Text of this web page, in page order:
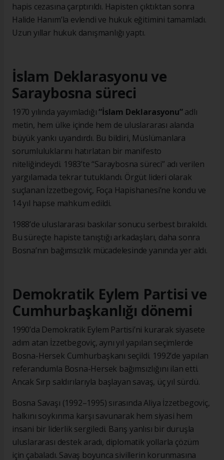
hapis cezasına çarptırıldı. Hapisten çıktıktan sonra
Halide Hanım’la evlendi ve hukuk eğitimini tamamladı.
Uzun yıllar hukuk danışmanlığı yaptı.
İslam Deklarasyonu ve
Saraybosna süreci
1970 yılında yayımladığı“İslam Deklarasyonu”adlı
metin, hem ülke içinde hem de uluslararası alanda
büyük yankı uyandırdı. Bu bildiri, Müslümanlara
sorumluluklarını hatırlatan bir manifesto
niteliğindeydi. 1983’te “Saraybosna süreci” adı verilen
yargılamada tekrar tutuklandı. Örgüt lideri olarak
suçlanan İzzetbegoviç, Foça Hapishanesi’ne kondu ve
14 yıl hapse mahkum edildi.
1988’de uluslararası baskılar sonucu serbest bırakıldı.
Bu süreçte hapiste tanıştığı arkadaşları, daha sonra
Bosna’nın bağımsızlık mücadelesinde yanında yer aldı.
Demokratik Eylem Partisi ve
Cumhurbaşkanlığı dönemi
1990’da Demokratik Eylem Partisi’ni kurarak siyasete
adım atan İzzetbegoviç, aynı yıl yapılan seçimlerde
Bosna-Hersek Cumhurbaşkanı seçildi. 1992’de yapılan
referandumla Bosna-Hersek bağımsızlığını ilan etti.
Ancak Sırp saldırılarıyla başlayan savaş, üç yıl sürdü.
Bosna Savaşı (1992–1995) sırasında Aliya İzzetbegoviç,
halkını soykırıma karşı savunarak hem siyasi hem
insani bir liderlik sergiledi. Barış yanlısı bir duruşla
uluslararası destek aradı, diplomatik yollarla çözüm
için çabaladı. Savaş boyunca sivillerin korunmasına